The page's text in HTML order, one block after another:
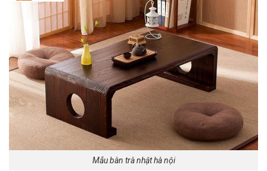
Mẫu bàn trà nhật hà nội